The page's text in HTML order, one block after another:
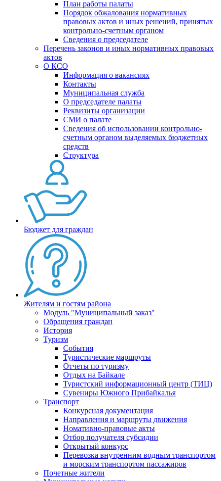
План работы палаты
Порядок обжалования нормативных
правовых актов и иных решений, принятых
контрольно-счетным органом
Сведения о председателе
Перечень законов и иных нормативных правовых
актов
О КСО
Информация о вакансиях
Контакты
Муниципальная служба
О председателе палаты
Реквизиты организации
СМИ о палате
Сведения об использовании контрольно-
счетным органом выделяемых бюджетных
средств
Структура
Бюджет для граждан
Жителям и гостям района
Модуль "Муниципальный заказ"
Обращения граждан
История
Туризм
События
Туристические маршруты
Отчеты по туризму
Отдых на Байкале
Туристский информационный центр (ТИЦ)
Сувениры Южного Прибайкалья
Транспорт
Конкурсная документация
Направления и маршруты движения
Номативно-правовые акты
Отбор получателя субсидии
Открытый конкурс
Перевозка внутренним водным транспортом
и морским транспортом пассажиров
Почетные жители